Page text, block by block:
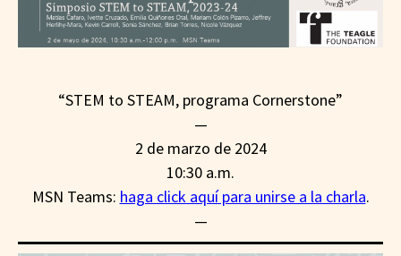
“STEM to STEAM, programa Cornerstone”
—
2 de marzo de 2024
10:30 a.m.
MSN Teams: haga click aquí para unirse a la charla.
—